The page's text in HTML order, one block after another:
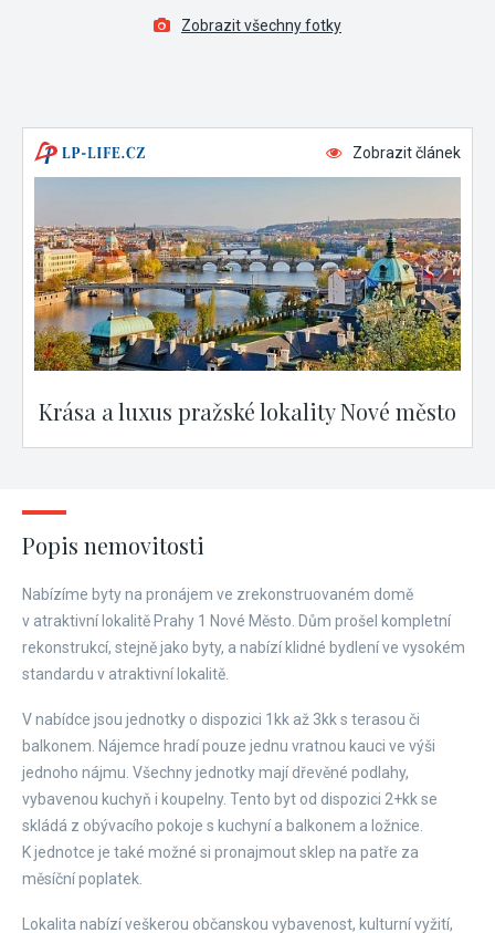
Zobrazit všechny fotky
Zobrazit článek
Krása a luxus pražské lokality Nové město
Popis nemovitosti
Nabízíme byty na pronájem ve zrekonstruovaném domě
v atraktivní lokalitě Prahy 1 Nové Město. Dům prošel kompletní
rekonstrukcí, stejně jako byty, a nabízí klidné bydlení ve vysokém
standardu v atraktivní lokalitě.
V nabídce jsou jednotky o dispozici 1kk až 3kk s terasou či
balkonem. Nájemce hradí pouze jednu vratnou kauci ve výši
jednoho nájmu. Všechny jednotky mají dřevěné podlahy,
vybavenou kuchyň i koupelny. Tento byt od dispozici 2+kk se
skládá z obývacího pokoje s kuchyní a balkonem a ložnice.
K jednotce je také možné si pronajmout sklep na patře za
měsíční poplatek.
Lokalita nabízí veškerou občanskou vybavenost, kulturní vyžití,